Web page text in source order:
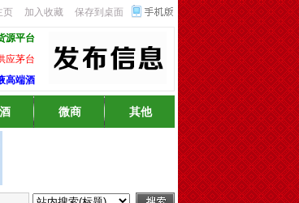
页 加入收藏 保存到桌面
源平台
应茅台
高端酒
微商 其他